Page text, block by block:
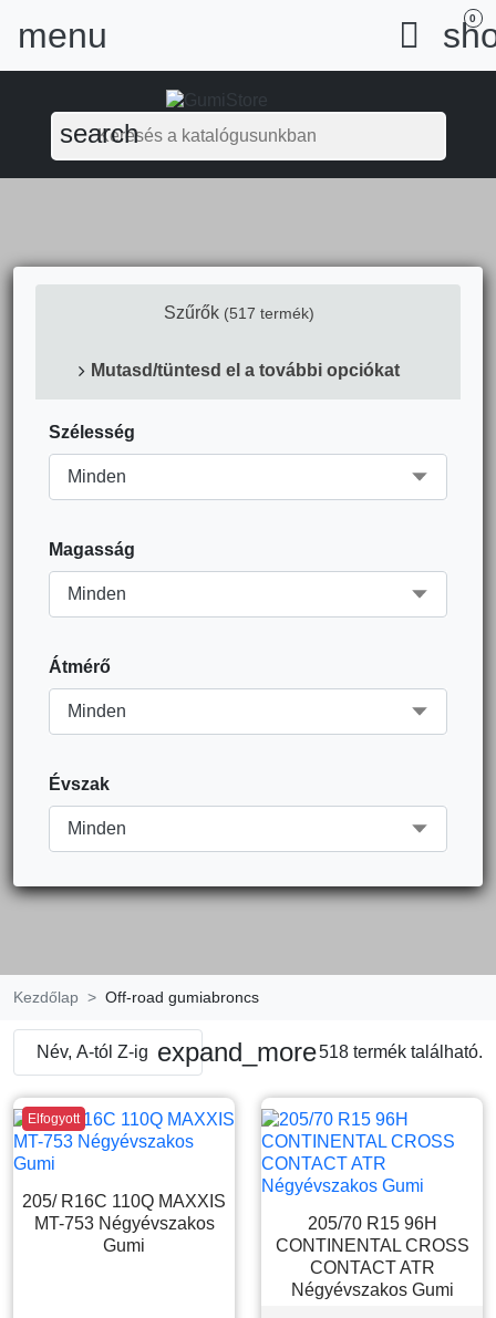
menu  0
search
Szűrők (517 termék)
Mutasd/tüntesd el a további opciókat
Szélesség
Magasság
Átmérő
Évszak
Kezdőlap Off-road gumiabroncs
Név, A-tól Z-ig expand_more518 termék található.
Elfogyott
205/ R16C 110Q MAXXIS
MT-753 Négyévszakos
Gumi
205/70 R15 96H
CONTINENTAL CROSS
CONTACT ATR
Négyévszakos Gumi